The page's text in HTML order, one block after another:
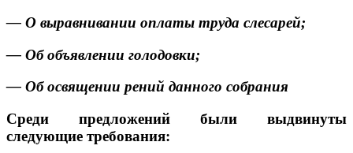
— О выравнивании оплаты труда слесарей;
— Об объявлении голодовки;
— Об освящении рений данного собрания
Среди предложений были выдвинуты
следующие требования: